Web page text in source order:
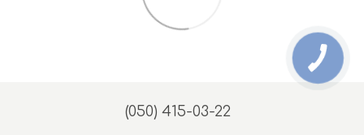
(050) 415-03-22